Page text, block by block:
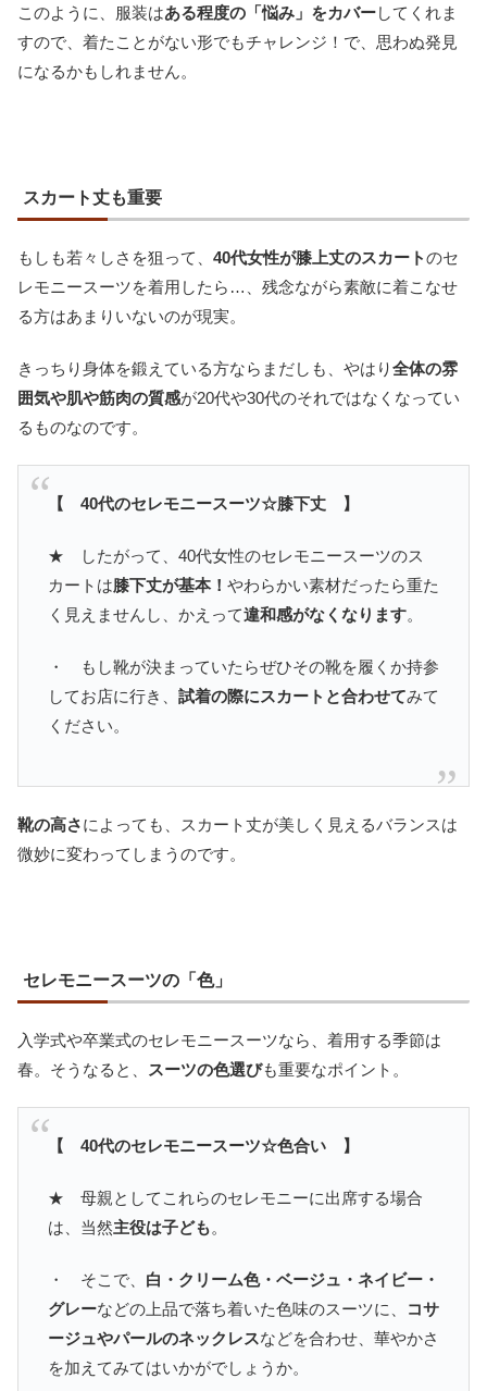
このように、服装はある程度の「悩み」をカバーしてくれま
すので、着たことがない形でもチャレンジ！で、思わぬ発見
になるかもしれません。
スカート丈も重要
もしも若々しさを狙って、 40代女性が膝上丈のスカートのセ
レモニースーツを着用したら…、残念ながら素敵に着こなせ
る方はあまりいないのが現実。
きっちり身体を鍛えている方ならまだしも、やはり全体の雰
囲気や肌や筋肉の質感が20代や30代のそれではなくなってい
るものなのです。
【 40代のセレモニースーツ☆膝下丈 】
★ したがって、40代女性のセレモニースーツのス
カートは膝下丈が基本！ やわらかい素材だったら重た
く見えませんし、かえって違和感がなくなります。
・ もし靴が決まっていたらぜひその靴を履くか持参
してお店に行き、 試着の際にスカートと合わせてみて
ください。
靴の高さによっても、スカート丈が美しく見えるバランスは
微妙に変わってしまうのです。
セレモニースーツの「色」
入学式や卒業式のセレモニースーツなら、着用する季節は
春。そうなると、
スーツの色選びも重要なポイント。
【 40代のセレモニースーツ☆色合い 】
★ 母親としてこれらのセレモニーに出席する場合
は、当然主役は子ども。
・ そこで、 白・クリーム色・ベージュ・ネイビー・
グレーなどの上品で落ち着いた色味のスーツに、
コサ
ージュやパールのネックレスなどを合わせ、華やかさ
を加えてみてはいかがでしょうか。